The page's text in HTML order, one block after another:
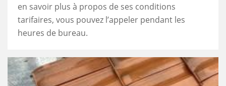
en savoir plus à propos de ses conditions
tarifaires, vous pouvez l’appeler pendant les
heures de bureau.